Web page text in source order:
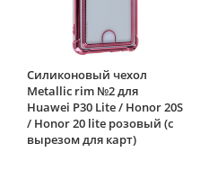
Силиконовый чехол
Metallic rim №2 для
Huawei P30 Lite / Honor 20S
/ Honor 20 lite розовый (с
вырезом для карт)